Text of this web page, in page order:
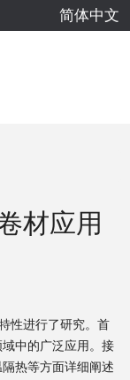
简体中文
材应用
性进行了研究。首
中的广泛应用。接
热等方面详细阐述